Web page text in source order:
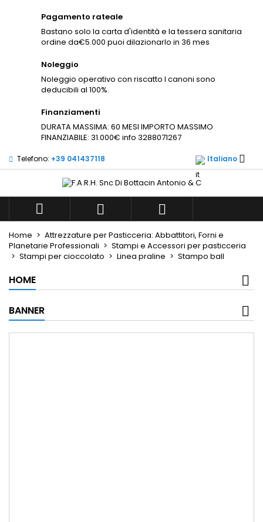
Pagamento rateale
Bastano solo la carta d'identità e la tessera sanitaria
ordine da€5.000 puoi dilazionarlo in 36 mes
Noleggio
Noleggio operativo con riscatto I canoni sono
deducibili al 100%.
Finanziamenti
DURATA MASSIMA: 60 MESI IMPORTO MASSIMO
FINANZIABILE: 31.000€ info 3288071267
Telefono: +39 041437118 Italiano 
  
Home
Attrezzature per Pasticceria: Abbattitori, Forni e
Planetarie Professionali
Stampi e Accessori per pasticceria
Stampi per cioccolato
Linea praline Stampo ball
HOME
BANNER
Aggiungi alla lista dei
desideri
×
Create new list
((title)) ×
((cancelText))
Accedi ×
prodotti nella tua lista dei desideri.